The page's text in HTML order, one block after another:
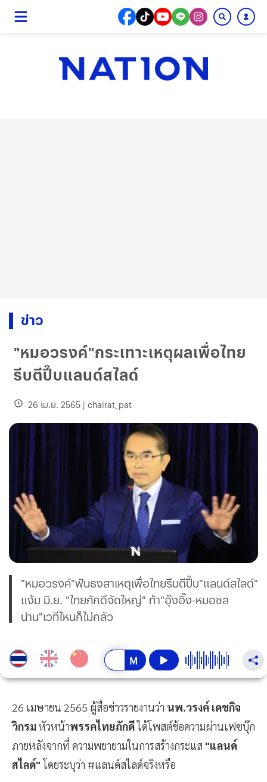
ข่าว
"หมอวรงค์"กระเทาะเหตุผลเพื่อไทย
รีบตีปี๊บแลนด์สไลด์
26 เม.ย. 2565 | chairat_pat
"หมอวรงค์"ฟันธงสาเหตุเพื่อไทยรีบตีปี๊บ"แลนด์สไลด์"
แง้ม มิ.ย. "ไทยภักดีจัดใหญ่" ท้า"อุ๊งอิ๊ง-หมอชล
น่าน"เวทีไหนก็ไม่กลัว
26 เมษายน 2565 ผู้สื่อข่าวรายงานว่า นพ.วรงค์ เดชกิจ
วิกรมหัวหน้าพรรคไทยภักดีได้โพสต์ข้อความผ่านเฟซบุ๊ก
ภายหลังจากที่ ความพยายามในการสร้างกระแส "แลนด์
สไลด์"โดยระบุว่า #แลนด์สไลด์จริงหรือ